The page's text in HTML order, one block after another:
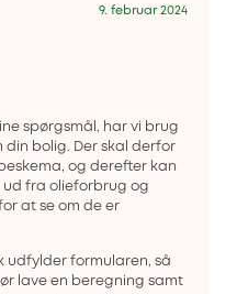
9. februar 2024
spørgsmål, har vi brug
din bolig. Der skal derfor
og derefter kan
fra olieforbrug og
at se om de er
udfylder formularen, så
lave en beregning samt